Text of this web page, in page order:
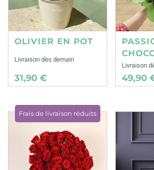
OLIVIER EN POT
Livraison dès demain
31,90 €
Livraison
49,90
Frais de livraison réduits